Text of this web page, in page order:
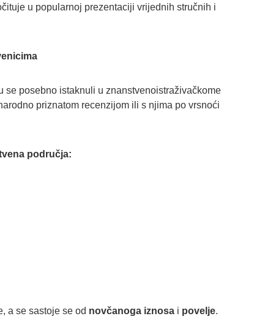
u popularnoj prezentaciji vrijednih stručnih i
posebno istaknuli u znanstvenoistraživačkome
priznatom recenzijom ili s njima po vrsnoći
područja:
a se sastoje se od novčanoga iznosa i povelje.